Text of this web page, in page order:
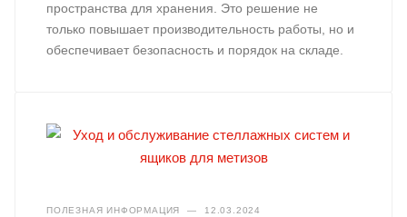
пространства для хранения. Это решение не
только повышает производительность работы, но и
обеспечивает безопасность и порядок на складе.
ПОЛЕЗНАЯ ИНФОРМАЦИЯ — 12.03.2024